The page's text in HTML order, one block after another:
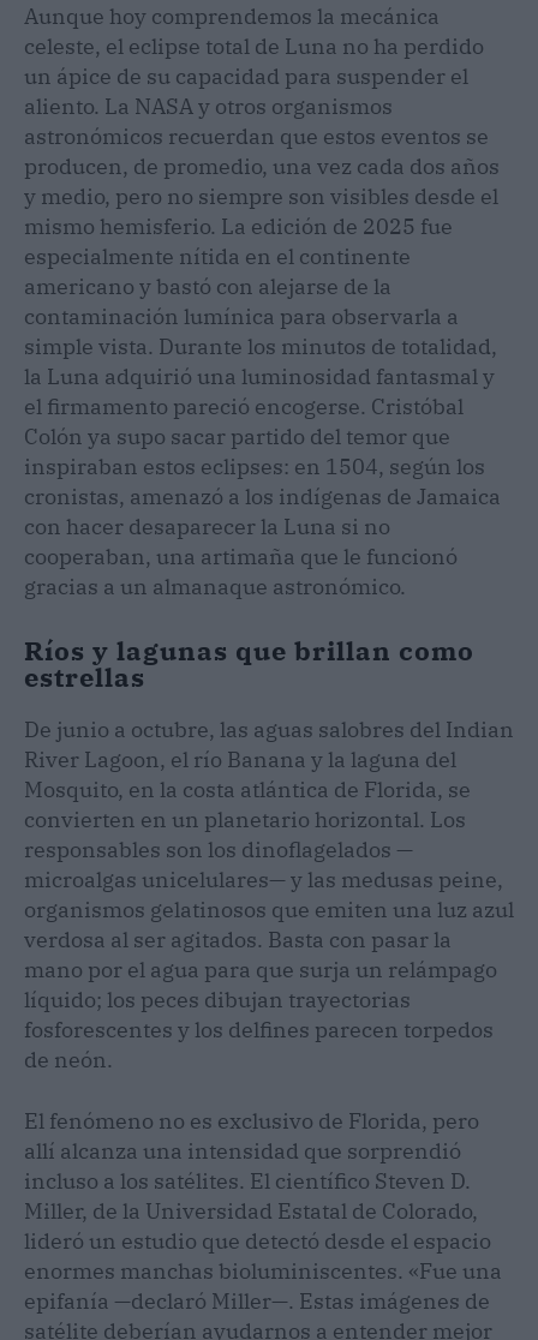
Aunque hoy comprendemos la mecánica
celeste, el eclipse total de Luna no ha perdido
un ápice de su capacidad para suspender el
aliento. La NASA y otros organismos
astronómicos recuerdan que estos eventos se
producen, de promedio, una vez cada dos años
y medio, pero no siempre son visibles desde el
mismo hemisferio. La edición de 2025 fue
especialmente nítida en el continente
americano y bastó con alejarse de la
contaminación lumínica para observarla a
simple vista. Durante los minutos de totalidad,
la Luna adquirió una luminosidad fantasmal y
el firmamento pareció encogerse. Cristóbal
Colón ya supo sacar partido del temor que
inspiraban estos eclipses: en 1504, según los
cronistas, amenazó a los indígenas de Jamaica
con hacer desaparecer la Luna si no
cooperaban, una artimaña que le funcionó
gracias a un almanaque astronómico.
Ríos y lagunas que brillan como
estrellas
De junio a octubre, las aguas salobres del Indian
River Lagoon, el río Banana y la laguna del
Mosquito, en la costa atlántica de Florida, se
convierten en un planetario horizontal. Los
responsables son los dinoflagelados —
microalgas unicelulares— y las medusas peine,
organismos gelatinosos que emiten una luz azul
verdosa al ser agitados. Basta con pasar la
mano por el agua para que surja un relámpago
líquido; los peces dibujan trayectorias
fosforescentes y los delfines parecen torpedos
de neón.
El fenómeno no es exclusivo de Florida, pero
allí alcanza una intensidad que sorprendió
incluso a los satélites. El científico Steven D.
Miller, de la Universidad Estatal de Colorado,
lideró un estudio que detectó desde el espacio
enormes manchas bioluminiscentes. «Fue una
epifanía —declaró Miller—. Estas imágenes de
satélite deberían ayudarnos a entender mejor